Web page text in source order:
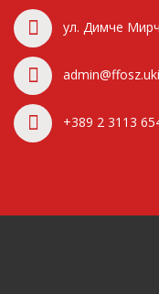
ул. Димче
+389 2 3113